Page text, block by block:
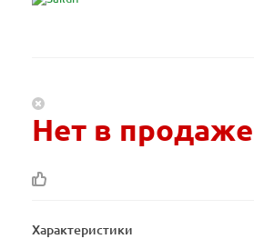
Нет в продаже
Характеристики